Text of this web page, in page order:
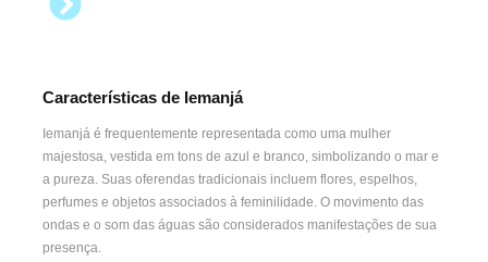
Características de Iemanjá
Iemanjá é frequentemente representada como uma mulher
majestosa, vestida em tons de azul e branco, simbolizando o mar e
a pureza. Suas oferendas tradicionais incluem flores, espelhos,
perfumes e objetos associados à feminilidade. O movimento das
ondas e o som das águas são considerados manifestações de sua
presença.